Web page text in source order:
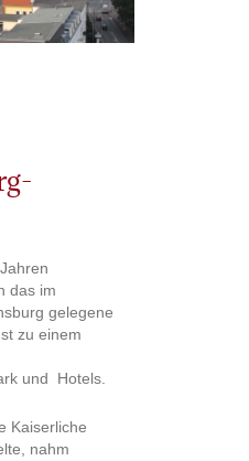
das im
gelegene
zu einem
und Hotels.
Kaiserliche
nahm